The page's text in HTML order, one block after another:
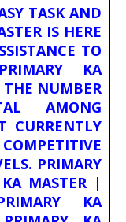
TASK AND
IS HERE
TO
KA
THE NUMBER
AMONG
CURRENTLY
PRIMARY
MASTER |
KA